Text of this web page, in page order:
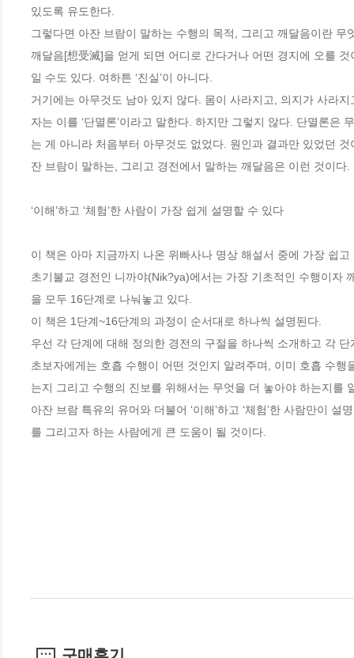
있도록 유도한다.
그렇다면 아잔 브람이 말하는 수행의 목적, 그리고 깨달음이란 무
깨달음[想受滅]을 얻게 되면 어디로 간다거나 어떤 경지에 오를
일 수도 있다. 여하튼 ‘진실’이 아니다.
거기에는 아무것도 남아 있지 않다. 몸이 사라지고, 의지가 사라
자는 이를 ‘단멸론’이라고 말한다. 하지만 그렇지 않다. 단멸론
는 게 아니라 처음부터 아무것도 없었다. 원인과 결과만 있었던
잔 브람이 말하는, 그리고 경전에서 말하는 깨달음은 이런 것이
‘이해’하고 ‘체험’한 사람이 가장 쉽게 설명할 수 있다
이 책은 아마 지금까지 나온 위빠사나 명상 해설서 중에 가장 쉽
초기불교 경전인 니까야(Nik?ya)에서는 가장 기초적인 수행이자
을 모두 16단계로 나눠놓고 있다.
이 책은 1단계~16단계의 과정이 순서대로 하나씩 설명된다.
우선 각 단계에 대해 정의한 경전의 구절을 하나씩 소개하고 각
초보자에게는 호흡 수행이 어떤 것인지 알려주며, 이미 호흡 수행
는지 그리고 수행의 진보를 위해서는 무엇을 더 놓아야 하는지
아잔 브람 특유의 유머와 더불어 ‘이해’하고 ‘체험’한 사람만이
를 그리고자 하는 사람에게 큰 도움이 될 것이다.